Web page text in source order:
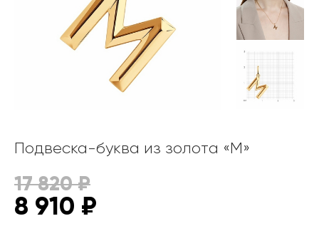
Подвеска-буква из золота «М»
17 820₽
8 910 ₽